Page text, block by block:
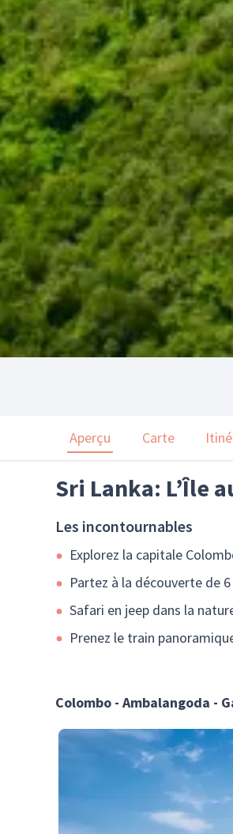
Aperçu Carte
Sri Lanka: L’Île
Les incontournables
Explorez la capitale
Partez à la découverte de 6
Safari en jeep dans la
Prenez le train
Colombo - Ambalangoda -